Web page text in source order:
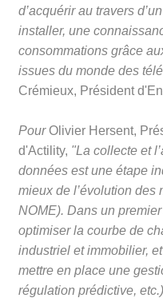
d’acquérir au travers
installer, une
consommations grâce
issues du monde des
Crémieux, Président
PourOlivier Hersent,
d'Actility, "La collecte et
données est une étape
mieux de l’évolution des
NOME). Dans un
optimiser la courbe de
industriel et immobilier,
mettre en place une
régulation prédictive,